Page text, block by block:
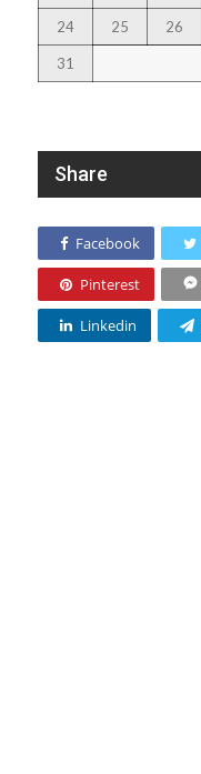
24 25 26
31
Share
Facebook
Pinterest
Linkedin